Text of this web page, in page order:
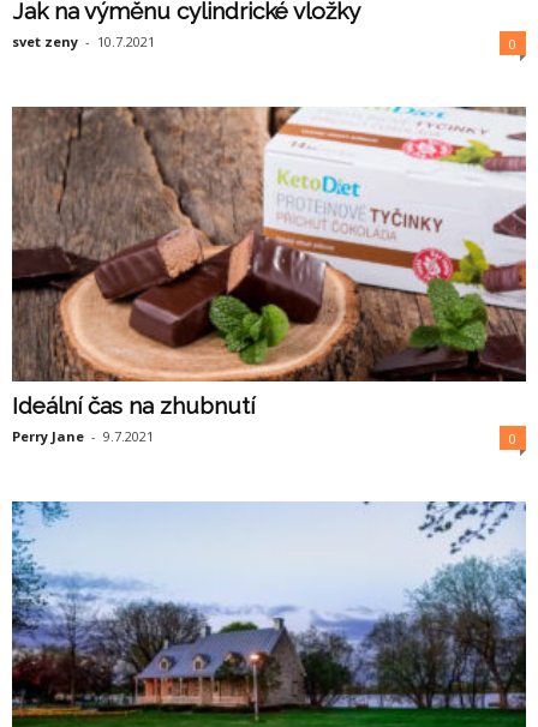
Jak na výměnu cylindrické vložky
svet zeny - 10.7.2021 0
Ideální čas na zhubnutí
Perry Jane - 9.7.2021 0